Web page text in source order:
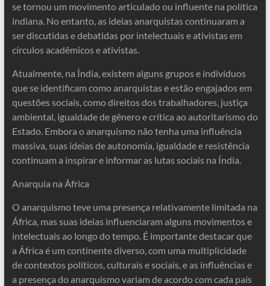
se tornou um movimento articulado ou influente na política
indiana. No entanto, as ideias anarquistas continuaram a
ser discutidas e debatidas por intelectuais e ativistas em
círculos acadêmicos e ativistas.
Atualmente, na Índia, existem alguns grupos e indivíduos
que se identificam como anarquistas e estão engajados em
questões sociais, como direitos dos trabalhadores, justiça
ambiental, igualdade de gênero e crítica ao autoritarismo do
Estado. Embora o anarquismo não tenha uma influência
massiva, suas ideias de autonomia, igualdade e resistência
continuam a inspirar e informar as lutas sociais na Índia.
Anarquia na África
O anarquismo teve uma presença relativamente limitada na
África, mas suas ideias influenciaram alguns movimentos e
intelectuais ao longo do tempo. É importante destacar que
a África é um continente diverso, com uma multiplicidade
de contextos políticos, culturais e sociais, e as influências e
a presença do anarquismo variam de acordo com cada país